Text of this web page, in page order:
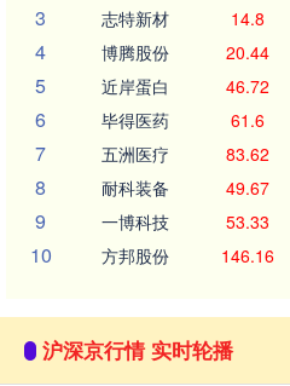
3 志特新材 14.8
4 博腾股份 20.44
5 近岸蛋白 46.72
6 毕得医药 61.6
7 五洲医疗 83.62
8 耐科装备 49.67
9 一博科技 53.33
10 方邦股份 146.16
沪深京行情 实时轮播